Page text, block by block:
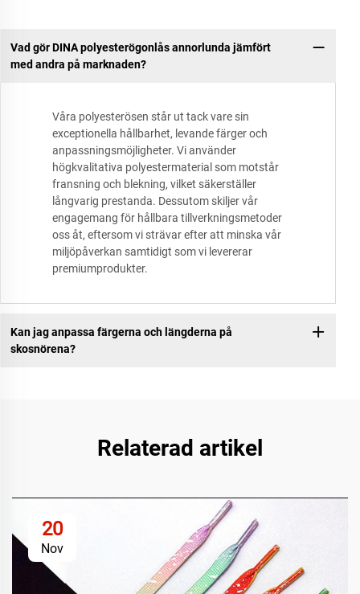
Vad gör DINA polyesterögonlås annorlunda jämfört
med andra på marknaden?
Våra polyesterösen står ut tack vare sin
exceptionella hållbarhet, levande färger och
anpassningsmöjligheter. Vi använder
högkvalitativa polyestermaterial som motstår
fransning och blekning, vilket säkerställer
långvarig prestanda. Dessutom skiljer vår
engagemang för hållbara tillverkningsmetoder
oss åt, eftersom vi strävar efter att minska vår
miljöpåverkan samtidigt som vi levererar
premiumprodukter.
Kan jag anpassa färgerna och längderna på
skosnörena?
Relaterad artikel
20
Nov